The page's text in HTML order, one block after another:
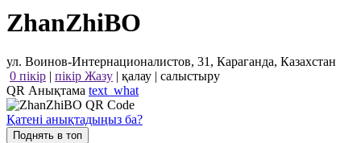
ZhanZhiBO
ул. Воинов-Интернационалистов, 31, Караганда, Казахстан
0 пікір | пікір Жазу | қалау | салыстыру
QR Анықтама text_what
Қатені анықтадыңыз ба?
Поднять в топ